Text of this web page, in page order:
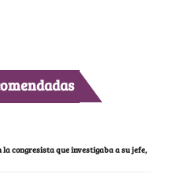
la congresista que investigaba a su jefe,